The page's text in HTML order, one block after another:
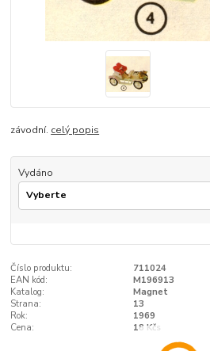
závodní. celý popis
Vydáno
Číslo produktu:
711024
EAN kód:
M196913
Katalog:
Magnet
Strana:
13
Rok:
1969
Cena:
18 Kčs